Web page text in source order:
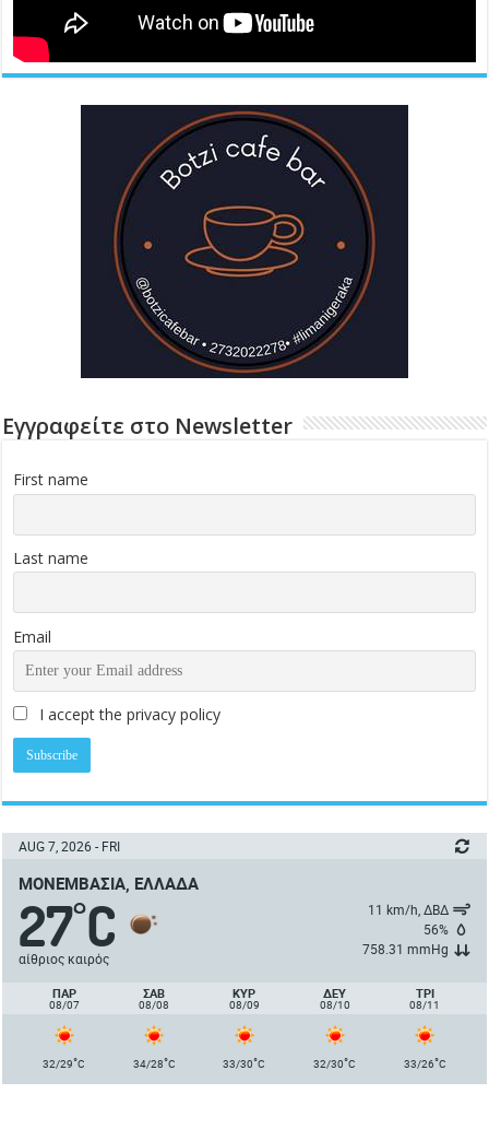
Εγγραφείτε στο Newsletter
First name
Last name
Email
I accept the privacy policy
AUG 7, 2026 - FRI
ΜΟΝΕΜΒΑΣΙΆ, ΕΛΛΆΔΑ
27°C
αίθριος καιρός
11 km/h, ΔΒΔ
56%
758.31 mmHg
ΠΑΡ
08/07
ΣΑΒ
08/08
ΚΥΡ
08/09
ΔΕΥ
08/10
ΤΡΙ
08/11
32/29°C 34/28°C 33/30°C 32/30°C 33/26°C